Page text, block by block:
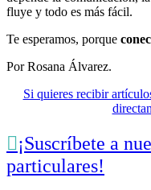
fluye y todo es más fácil.
Te esperamos, porque
Por Rosana Álvarez.
Si quieres recibir
¡Suscríbete a
particulares!